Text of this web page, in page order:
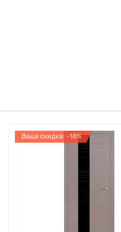
Ваша скидка: -18%